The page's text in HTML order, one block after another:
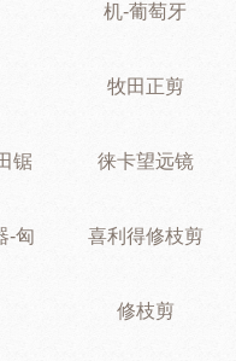
机-葡萄牙
牧田正剪
锯 徕卡望远镜
-匈
喜利得修枝剪
修枝剪